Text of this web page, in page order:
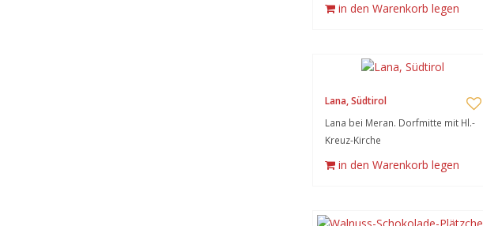
in den Warenkorb legen
Lana, Südtirol
Lana bei Meran. Dorfmitte mit Hl.-
Kreuz-Kirche
in den Warenkorb legen